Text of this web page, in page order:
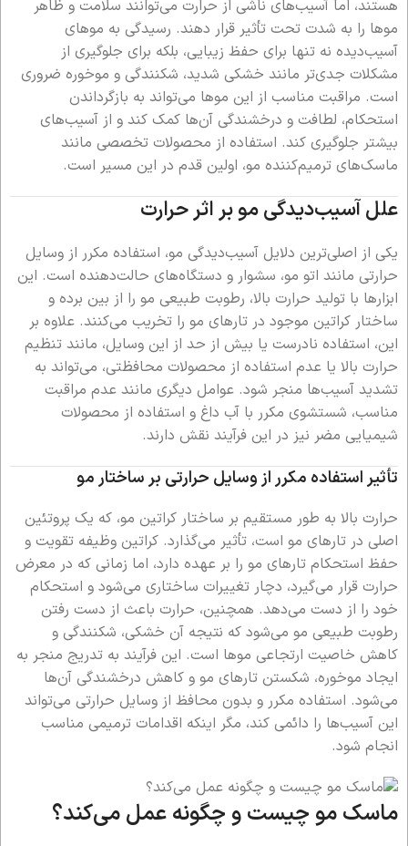
هستند، اما آسیب‌های ناشی از حرارت می‌توانند سلامت و ظاهر
موها را به شدت تحت تأثیر قرار دهند. رسیدگی به موهای
آسیب‌دیده نه تنها برای حفظ زیبایی، بلکه برای جلوگیری از
مشکلات جدی‌تر مانند خشکی شدید، شکنندگی و موخوره ضروری
است. مراقبت مناسب از این موها می‌تواند به بازگرداندن
استحکام، لطافت و درخشندگی آن‌ها کمک کند و از آسیب‌های
بیشتر جلوگیری کند. استفاده از محصولات تخصصی مانند
ماسک‌های ترمیم‌کننده مو، اولین قدم در این مسیر است.
علل آسیب‌دیدگی مو بر اثر حرارت
یکی از اصلی‌ترین دلایل آسیب‌دیدگی مو، استفاده مکرر از وسایل
حرارتی مانند اتو مو، سشوار و دستگاه‌های حالت‌دهنده است. این
ابزارها با تولید حرارت بالا، رطوبت طبیعی مو را از بین برده و
ساختار کراتین موجود در تارهای مو را تخریب می‌کنند. علاوه بر
این، استفاده نادرست یا بیش از حد از این وسایل، مانند تنظیم
حرارت بالا یا عدم استفاده از محصولات محافظتی، می‌تواند به
تشدید آسیب‌ها منجر شود. عوامل دیگری مانند عدم مراقبت
مناسب، شستشوی مکرر با آب داغ و استفاده از محصولات
شیمیایی مضر نیز در این فرآیند نقش دارند.
تأثیر استفاده مکرر از وسایل حرارتی بر ساختار مو
حرارت بالا به طور مستقیم بر ساختار کراتین مو، که یک پروتئین
اصلی در تارهای مو است، تأثیر می‌گذارد. کراتین وظیفه تقویت و
حفظ استحکام تارهای مو را بر عهده دارد، اما زمانی که در معرض
حرارت قرار می‌گیرد، دچار تغییرات ساختاری می‌شود و استحکام
خود را از دست می‌دهد. همچنین، حرارت باعث از دست رفتن
رطوبت طبیعی مو می‌شود که نتیجه آن خشکی، شکنندگی و
کاهش خاصیت ارتجاعی موها است. این فرآیند به تدریج منجر به
ایجاد موخوره، شکستن تارهای مو و کاهش درخشندگی آن‌ها
می‌شود. استفاده مکرر و بدون محافظ از وسایل حرارتی می‌تواند
این آسیب‌ها را دائمی کند، مگر اینکه اقدامات ترمیمی مناسب
انجام شود.
ماسک مو چیست و چگونه عمل می‌کند؟